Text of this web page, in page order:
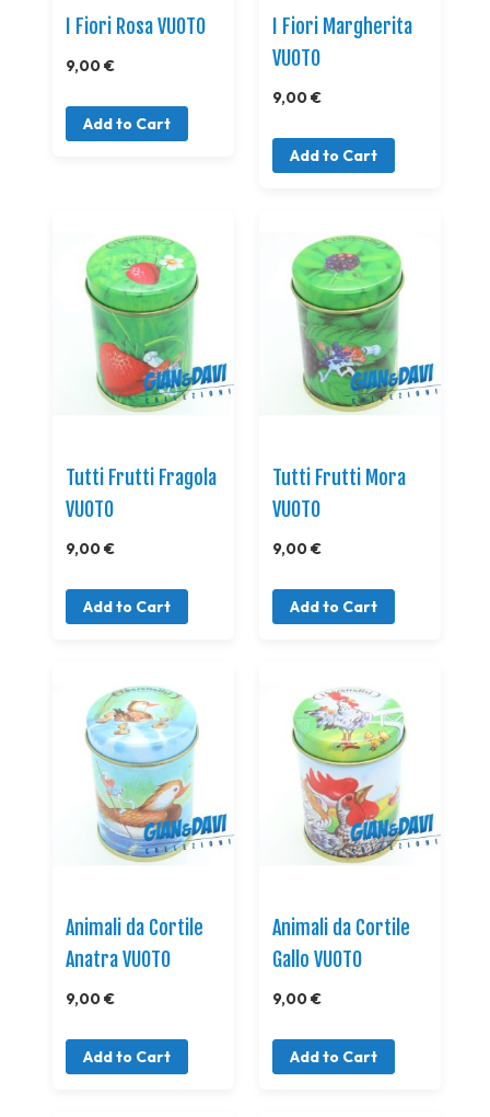
I Fiori Rosa VUOTO
9,00 €
Add to Cart
I Fiori Margherita
VUOTO
9,00 €
Add to Cart
Tutti Frutti Fragola
VUOTO
9,00 €
Add to Cart
Tutti Frutti Mora
VUOTO
9,00 €
Add to Cart
Animali da Cortile
Anatra VUOTO
9,00 €
Add to Cart
Animali da Cortile
Gallo VUOTO
9,00 €
Add to Cart